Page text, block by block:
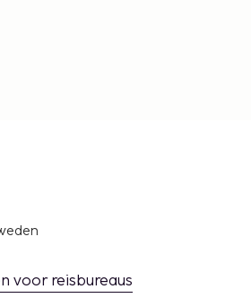
voor reisbureaus